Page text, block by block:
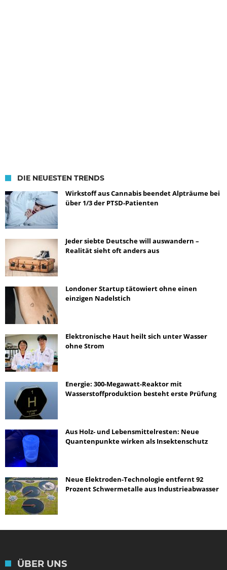
DIE NEUESTEN TRENDS
Wirkstoff aus Cannabis beendet Alpträume bei
über 1/3 der PTSD-Patienten
Jeder siebte Deutsche will auswandern –
Realität sieht oft anders aus
Londoner Startup tätowiert ohne einen
einzigen Nadelstich
Elektronische Haut heilt sich unter Wasser
ohne Strom
Energie: 300-Megawatt-Reaktor mit
Wasserstoffproduktion besteht erste Prüfung
Aus Holz- und Lebensmittelresten: Neue
Quantenpunkte wirken als Insektenschutz
Neue Elektroden-Technologie entfernt 92
Prozent Schwermetalle aus Industrieabwasser
ÜBER UNS